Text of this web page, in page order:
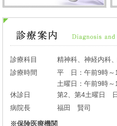
診療科目
精神科、神経内科
診療時間
平 日：午前9時～
土曜日：午前9時～
休診日
第2、第4土曜日
病院長
福田 賢司
※保険医療機関